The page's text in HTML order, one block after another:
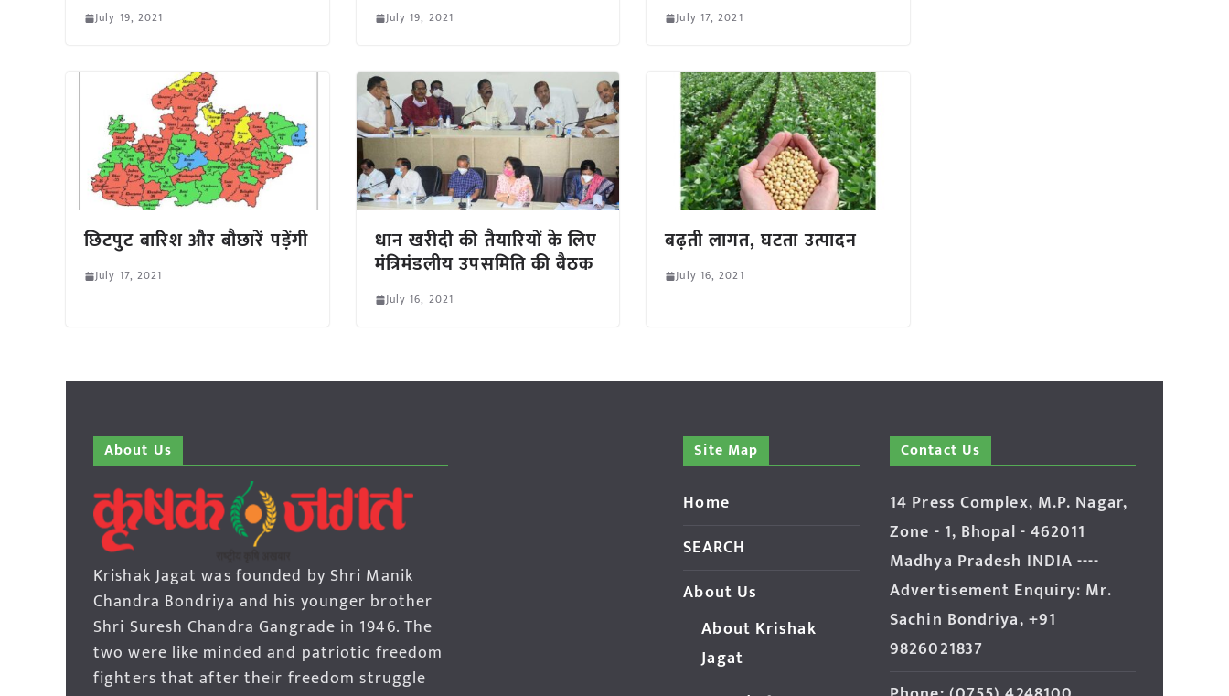
July 19, 2021 July 19, 2021 July 17, 2021
छिटपुट बारिश और बौछारें पड़ेंगी
July 17, 2021
धान खरीदी की तैयारियों के लिए
मंत्रिमंडलीय उपसमिति की बैठक
July 16, 2021
बढ़ती लागत, घटता उत्पादन
July 16, 2021
About Us
Krishak Jagat was founded by Shri Manik
Chandra Bondriya and his younger brother
Shri Suresh Chandra Gangrade in 1946. The
two were like minded and patriotic freedom
fighters that after their freedom struggle
Site Map
Home
SEARCH
About Us
About Krishak
Jagat
Contact Us
14 Press Complex, M.P. Nagar,
Zone - 1, Bhopal - 462011
Madhya Pradesh INDIA ----
Advertisement Enquiry: Mr.
Sachin Bondriya, +91
9826021837